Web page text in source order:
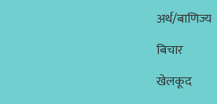
अर्थ/बाणिज्य
बिचार
खेलकूद